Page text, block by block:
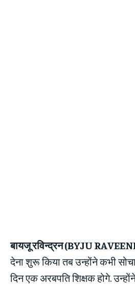
बायजू रविन्द्रन (BYJU
देना शुरू किया तब उन्होंने कभी
दिन एक अरबपति शिक्षक होगे.